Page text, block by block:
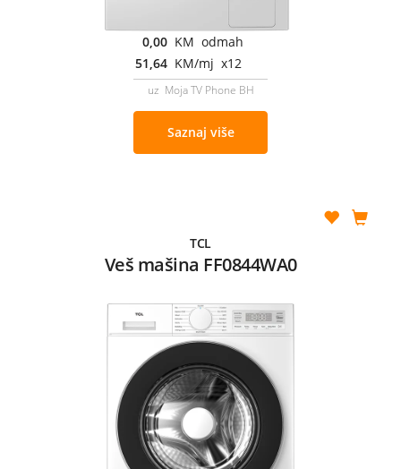
0,00 KM odmah
51,64 KM/mj x12
uz Moja TV Phone BH
Saznaj više
TCL
Veš mašina FF0844WA0